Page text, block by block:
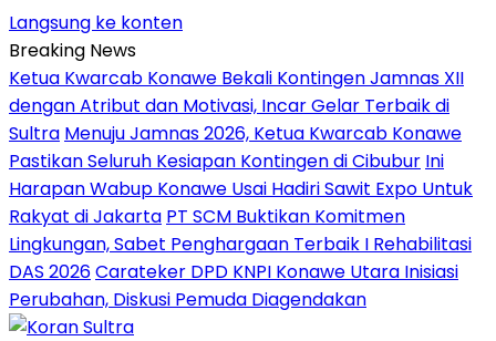
Langsung ke konten
Breaking News
Ketua Kwarcab Konawe Bekali Kontingen Jamnas XII
dengan Atribut dan Motivasi, Incar Gelar Terbaik di
Sultra Menuju Jamnas 2026, Ketua Kwarcab Konawe
Pastikan Seluruh Kesiapan Kontingen di Cibubur Ini
Harapan Wabup Konawe Usai Hadiri Sawit Expo Untuk
Rakyat di Jakarta PT SCM Buktikan Komitmen
Lingkungan, Sabet Penghargaan Terbaik I Rehabilitasi
DAS 2026Carateker DPD KNPI Konawe Utara Inisiasi
Perubahan, Diskusi Pemuda Diagendakan